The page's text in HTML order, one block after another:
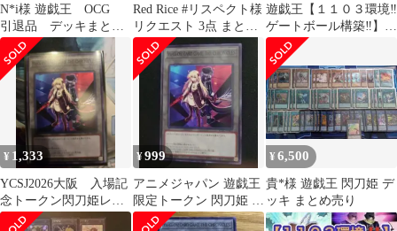
N*i様 遊戯王 OCG
引退品 デッキまとめ
売り
Red Rice #リスペクト様
リクエスト 3点 まとめ
商品
遊戯王【１１０３環境‼️
ゲートボール構築‼️】ク
イックダンディ40枚
¥ 1,333
YCSJ2026大阪 入場記
念トークン閃刀姫レ
イ、ロゼ
¥999
アニメジャパン 遊戯王
限定トークン 閃刀姫 レ
イ ロゼ
¥6,500
貴*様 遊戯王 閃刀姫 デ
ッキ まとめ売り